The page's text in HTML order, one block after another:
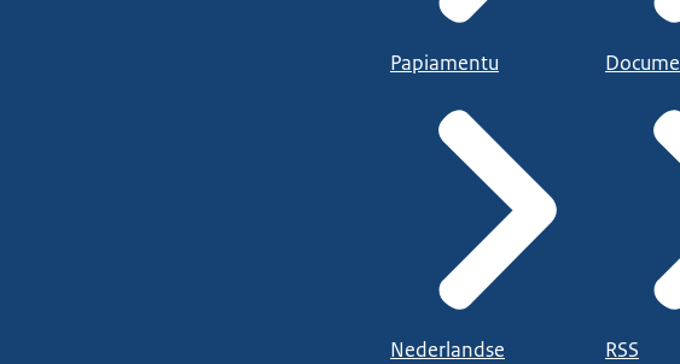
Papiamentu
Nederlandse
RSS